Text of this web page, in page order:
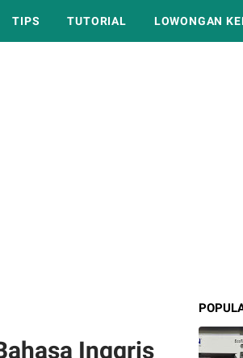
TIPS TUTORIAL LOWONGAN
Inggris